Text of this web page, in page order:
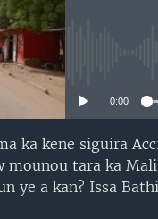
0:00
ka kene siguira
mounou tara ka
ye a kan? Issa